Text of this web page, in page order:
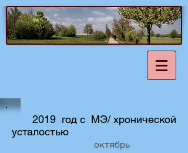
2019 год с МЭ/ хронической
усталостью
октябрь